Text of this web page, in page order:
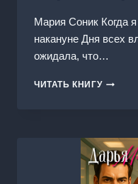
Мария Соник Когда
накануне Дня всех
ожидала, что…
ЧИТАТЬ КНИГУ
ОРКОВ